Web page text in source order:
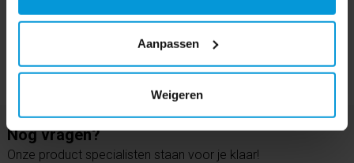
Aanpassen
Weigeren
Nog vragen?
Onze product specialisten staan voor je klaar!